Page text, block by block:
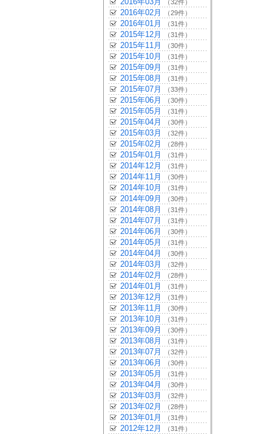
（32件）
2016年02月 （29件）
2016年01月 （31件）
2015年12月 （31件）
2015年11月 （30件）
2015年10月 （31件）
2015年09月 （31件）
2015年08月 （31件）
2015年07月 （33件）
2015年06月 （30件）
2015年05月 （31件）
2015年04月 （30件）
2015年03月 （32件）
2015年02月 （28件）
2015年01月 （31件）
2014年12月 （31件）
2014年11月 （30件）
2014年10月 （31件）
2014年09月 （30件）
2014年08月 （31件）
2014年07月 （31件）
2014年06月 （30件）
2014年05月 （31件）
2014年04月 （30件）
2014年03月 （32件）
2014年02月 （28件）
2014年01月 （31件）
2013年12月 （31件）
2013年11月 （30件）
2013年10月 （31件）
2013年09月 （30件）
2013年08月 （31件）
2013年07月 （32件）
2013年06月 （30件）
2013年05月 （31件）
2013年04月 （30件）
2013年03月 （32件）
2013年02月 （28件）
2013年01月 （31件）
2012年12月 （31件）